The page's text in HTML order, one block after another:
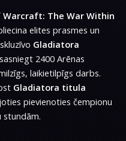
Warcraft: The War Within
elites prasmes un
Gladiatora
2400 Arēnas
laikietilpīgs darbs.
Gladiatora titula
pievienoties čempionu
stundām.